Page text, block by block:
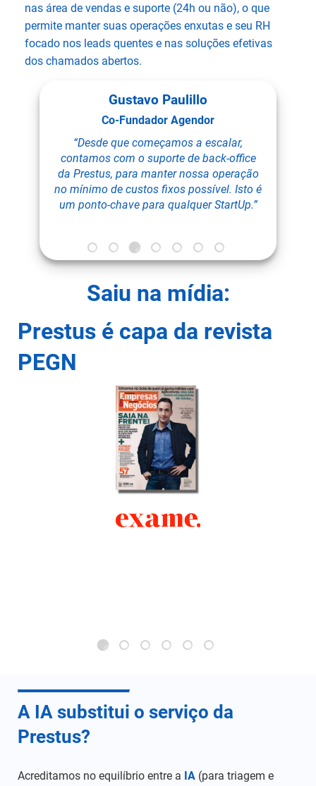
nas área de vendas e suporte (24h ou não), o que
permite manter suas operações enxutas e seu RH
focado nos leads quentes e nas soluções efetivas
dos chamados abertos.
Gustavo Paulillo
Co-Fundador Agendor
“Desde que começamos a escalar,
contamos com o suporte de back-office
da Prestus, para manter nossa operação
no mínimo de custos fixos possível. Isto é
um ponto-chave para qualquer StartUp.”
Saiu na mídia:
Prestus é capa da revista
PEGN
A IA substitui o serviço da
Prestus?
Acreditamos no equilíbrio entre a IA (para triagem e